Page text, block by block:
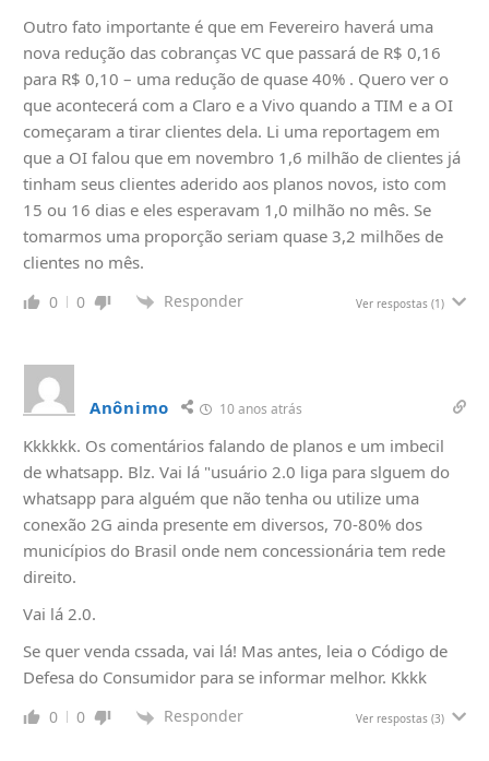
Outro fato importante é que em Fevereiro haverá uma
nova redução das cobranças VC que passará de R$ 0,16
para R$ 0,10 – uma redução de quase 40% . Quero ver o
que acontecerá com a Claro e a Vivo quando a TIM e a OI
começaram a tirar clientes dela. Li uma reportagem em
que a OI falou que em novembro 1,6 milhão de clientes já
tinham seus clientes aderido aos planos novos, isto com
15 ou 16 dias e eles esperavam 1,0 milhão no mês. Se
tomarmos uma proporção seriam quase 3,2 milhões de
clientes no mês.
0 0 Responder Ver respostas (1)
Anônimo 10 anos atrás
Kkkkkk. Os comentários falando de planos e um imbecil
de whatsapp. Blz. Vai lá "usuário 2.0 liga para slguem do
whatsapp para alguém que não tenha ou utilize uma
conexão 2G ainda presente em diversos, 70-80% dos
municípios do Brasil onde nem concessionária tem rede
direito.
Vai lá 2.0.
Se quer venda cssada, vai lá! Mas antes, leia o Código de
Defesa do Consumidor para se informar melhor. Kkkk
0 0 Responder Ver respostas (3)